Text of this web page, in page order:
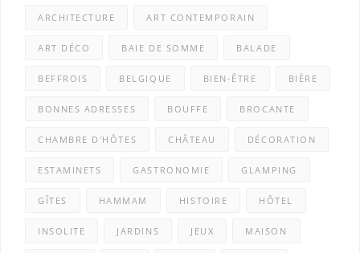
ARCHITECTURE ART CONTEMPORAIN
ART DÉCO BAIE DE SOMME BALADE
BEFFROIS BELGIQUE BIEN-ÊTRE BIÈRE
BONNES ADRESSES BOUFFE BROCANTE
CHAMBRE D'HÔTES CHÂTEAU DÉCORATION
ESTAMINETS GASTRONOMIE GLAMPING
GÎTES HAMMAM HISTOIRE HÔTEL
INSOLITE JARDINS JEUX MAISON